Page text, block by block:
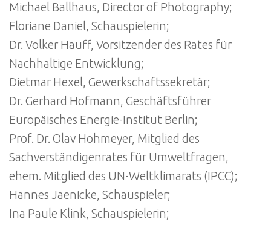
Michael Ballhaus, Director of Photography;
Floriane Daniel, Schauspielerin;
Dr. Volker Hauff, Vorsitzender des Rates für
Nachhaltige Entwicklung;
Dietmar Hexel, Gewerkschaftssekretär;
Dr. Gerhard Hofmann, Geschäftsführer
Europäisches Energie-Institut Berlin;
Prof. Dr. Olav Hohmeyer, Mitglied des
Sachverständigenrates für Umweltfragen,
ehem. Mitglied des UN-Weltklimarats (IPCC);
Hannes Jaenicke, Schauspieler;
Ina Paule Klink, Schauspielerin;